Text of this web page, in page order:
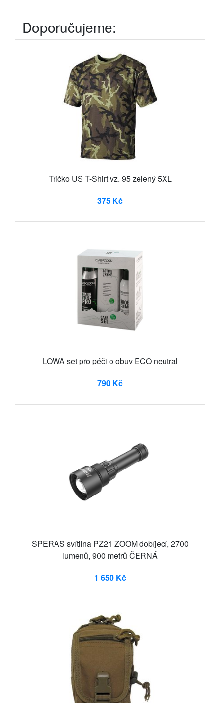
Doporučujeme:
Tričko US T-Shirt vz. 95 zelený 5XL
375 Kč
LOWA set pro péči o obuv ECO neutral
790 Kč
SPERAS svítilna PZ21 ZOOM dobíjecí, 2700
lumenů, 900 metrů ČERNÁ
1 650 Kč